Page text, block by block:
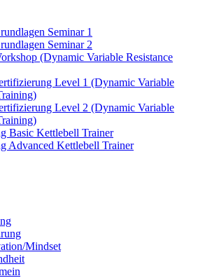
Seminar 1
Seminar 2
(Dynamic Variable Resistance
Level 1 (Dynamic Variable
Level 2 (Dynamic Variable
Basic Kettlebell Trainer
Advanced Kettlebell Trainer
Mindset